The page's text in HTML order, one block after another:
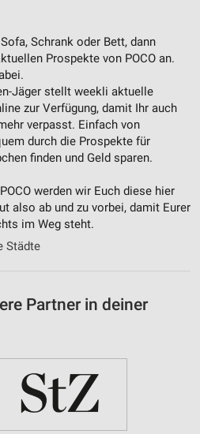
Schrank oder Bett, dann
Prospekte von POCO an.
Jäger stellt weekli aktuelle
zur Verfügung, damit Ihr auch
verpasst. Einfach von
durch die Prospekte für
finden und Geld sparen.
werden wir Euch diese hier
also ab und zu vorbei, damit Eurer
im Weg steht.
Städte
Partner in deiner